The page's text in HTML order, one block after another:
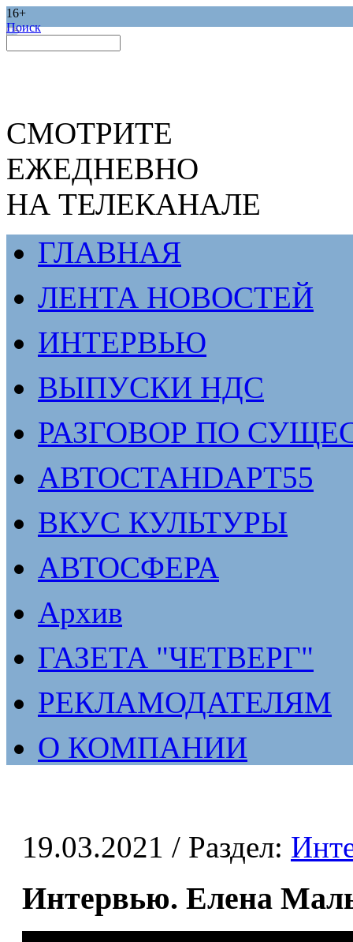
16+
Поиск
СМОТРИТЕ
ЕЖЕДНЕВНО
НА ТЕЛЕКАНАЛЕ
ГЛАВНАЯ
ЛЕНТА НОВОСТЕЙ
ИНТЕРВЬЮ
ВЫПУСКИ НДС
РАЗГОВОР ПО
АВТОСТАНDАРТ55
ВКУС КУЛЬТУРЫ
АВТОСФЕРА
Архив
ГАЗЕТА "ЧЕТВЕРГ"
РЕКЛАМОДАТЕЛЯМ
О КОМПАНИИ
19.03.2021 / Раздел:
Интервью. Елена